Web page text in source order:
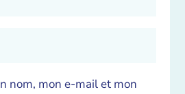
nom, mon e-mail et mon